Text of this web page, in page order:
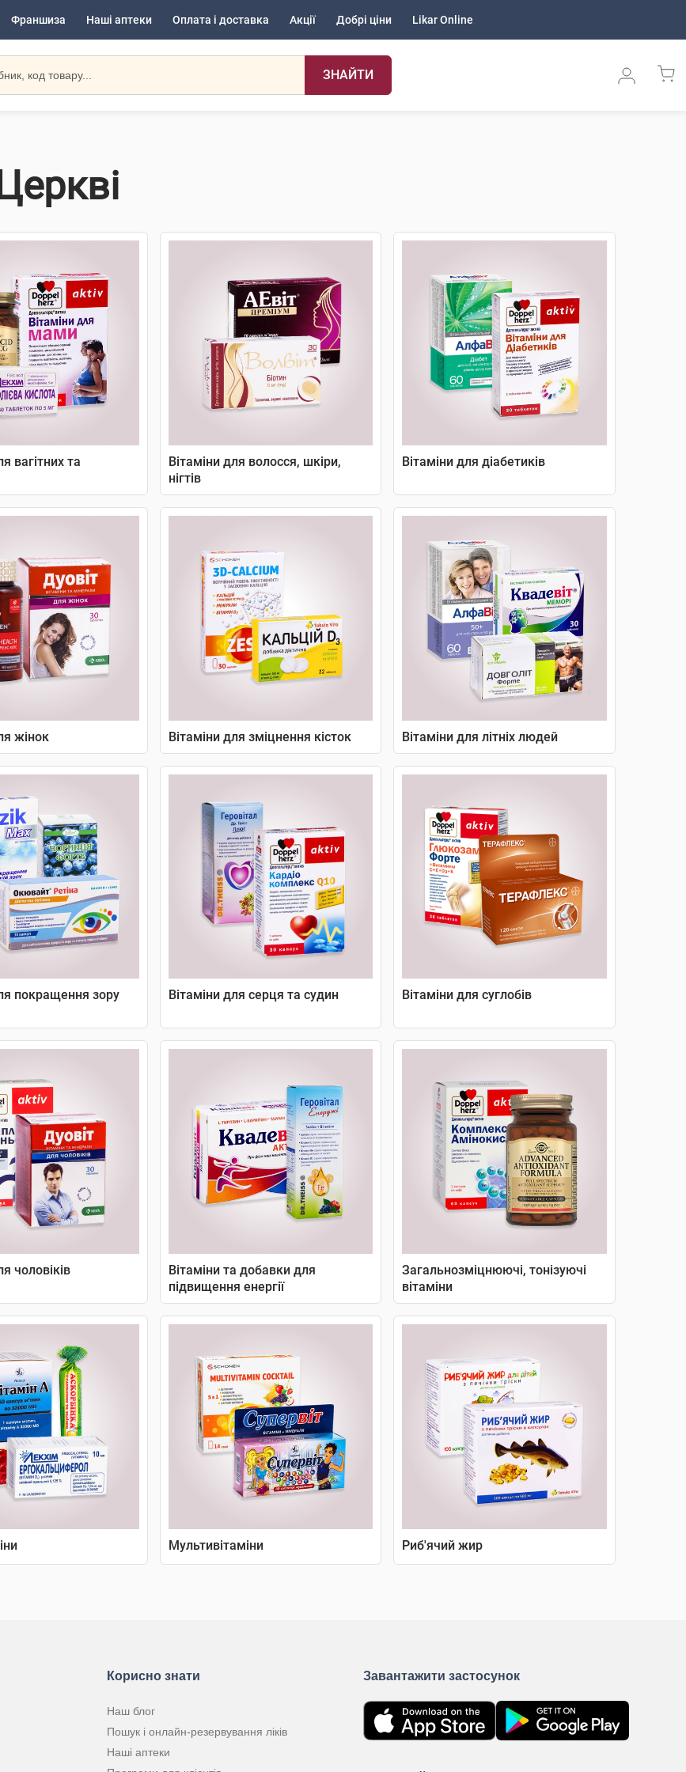
Франшиза Наші аптеки Оплата і доставка Акції Добрі ціни Likar Online
ЗНАЙТИ
вагітних та
Вітаміни для волосся, шкіри,
нігтів
Вітаміни для діабетиків
жінок Вітаміни для зміцнення кісток Вітаміни для літніх людей
покращення зору Вітаміни для серця та судин Вітаміни для суглобів
чоловіків
Вітаміни та добавки для
підвищення енергії
Загальнозміцнюючі, тонізуючі
вітаміни
Мультивітаміни Риб'ячий жир
Корисно знати
Наш блог
Пошук і онлайн-резервування ліків
Наші аптеки
Завантажити застосунок